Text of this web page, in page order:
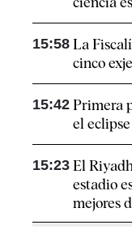
15:58 La
cinco
15:42 Primera
el eclipse
15:23 El
estadio
mejores